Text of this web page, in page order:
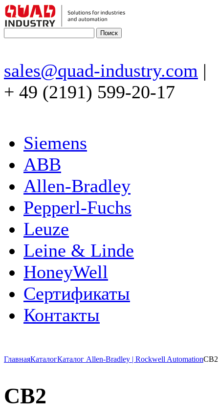
sales@quad-industry.com |
+ 49 (2191) 599-20-17
Siemens
ABB
Allen-Bradley
Pepperl-Fuchs
Leuze
Leine & Linde
HoneyWell
Сертификаты
Контакты
ГлавнаяКаталогКаталог Allen-Bradley | Rockwell AutomationCB2
CB2